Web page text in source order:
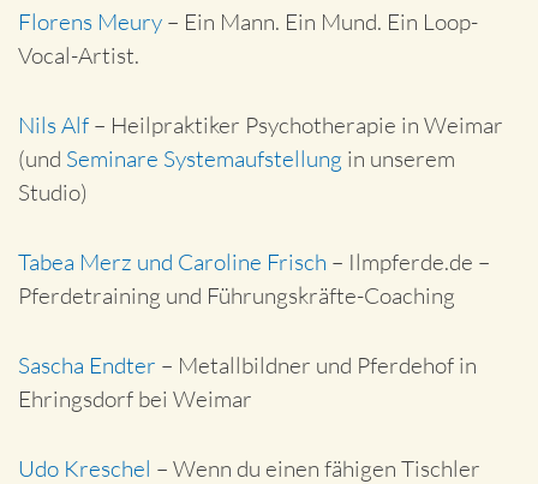
Florens Meury – Ein Mann. Ein Mund. Ein Loop-
Vocal-Artist.
Nils Alf – Heilpraktiker Psychotherapie in Weimar
(und Seminare Systemaufstellung in unserem
Studio)
Tabea Merz und Caroline Frisch – Ilmpferde.de –
Pferdetraining und Führungskräfte-Coaching
Sascha Endter – Metallbildner und Pferdehof in
Ehringsdorf bei Weimar
Udo Kreschel – Wenn du einen fähigen Tischler